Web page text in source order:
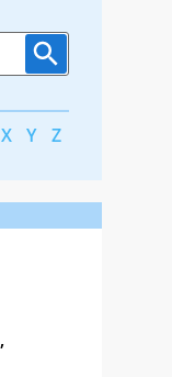
X Y Z
,